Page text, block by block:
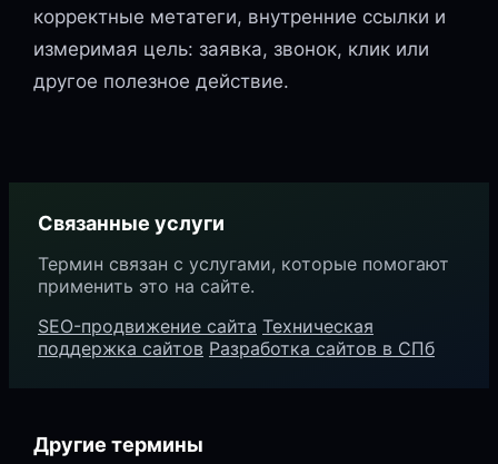
корректные метатеги, внутренние ссылки и
измеримая цель: заявка, звонок, клик или
другое полезное действие.
Связанные услуги
Термин связан с услугами, которые помогают
применить это на сайте.
SEO-продвижение сайта Техническая
поддержка сайтов Разработка сайтов в СПб
Другие термины